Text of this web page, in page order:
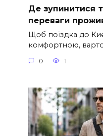
Де зупинитися
переваги
Щоб поїздка до
комфортною,
0 1